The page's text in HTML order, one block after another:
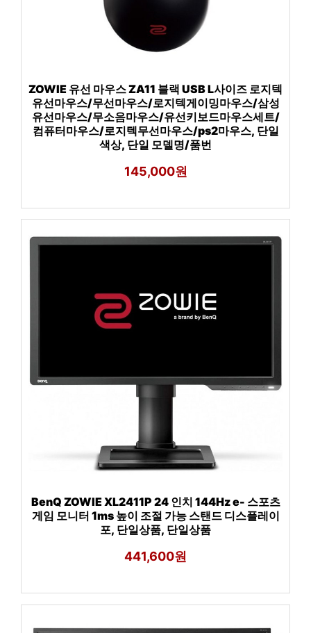
ZOWIE 유선 마우스 ZA11 블랙 USB L사이즈 로지텍
유선마우스/무선마우스/로지텍게이밍마우스/삼성
유선마우스/무소음마우스/유선키보드마우스세트/
컴퓨터마우스/로지텍무선마우스/ps2마우스, 단일
색상, 단일 모델명/품번
145,000원
BenQ ZOWIE XL2411P 24 인치 144Hz e- 스포츠
게임 모니터 1ms 높이 조절 가능 스탠드 디스플레이
포, 단일상품, 단일상품
441,600원